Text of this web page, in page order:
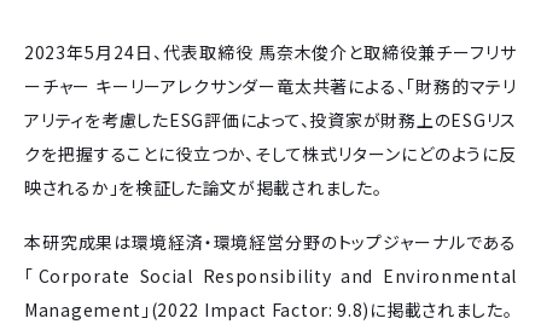
2023年5月24日、代表取締役 馬奈木俊介と取締役兼チーフリサ
ーチャー キーリーアレクサンダー竜太共著による、「財務的マテリ
アリティを考慮したESG評価によって、投資家が財務上のESGリス
クを把握することに役立つか、そして株式リターンにどのように反
映されるか」を検証した論文が掲載されました。
本研究成果は環境経済・環境経営分野のトップジャーナルである
「Corporate Social Responsibility and Environmental
Management」(2022 Impact Factor: 9.8)に掲載されました。